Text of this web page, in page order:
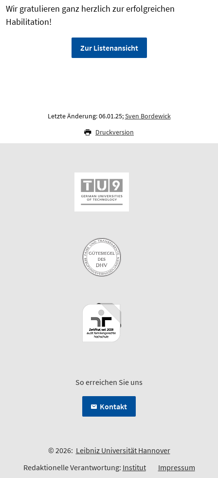
Wir gratulieren ganz herzlich zur erfolgreichen
Habilitation!
Zur Listenansicht
Letzte Änderung: 06.01.25;Sven Bordewick
Druckversion
So erreichen Sie uns
Kontakt
© 2026: Leibniz Universität Hannover
Redaktionelle Verantwortung: Institut Impressum